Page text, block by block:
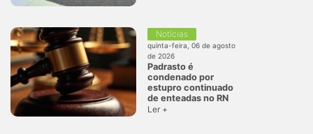
Notícias
quinta-feira, 06 de agosto
de 2026
Padrasto é
condenado por
estupro continuado
de enteadas no RN
Ler +